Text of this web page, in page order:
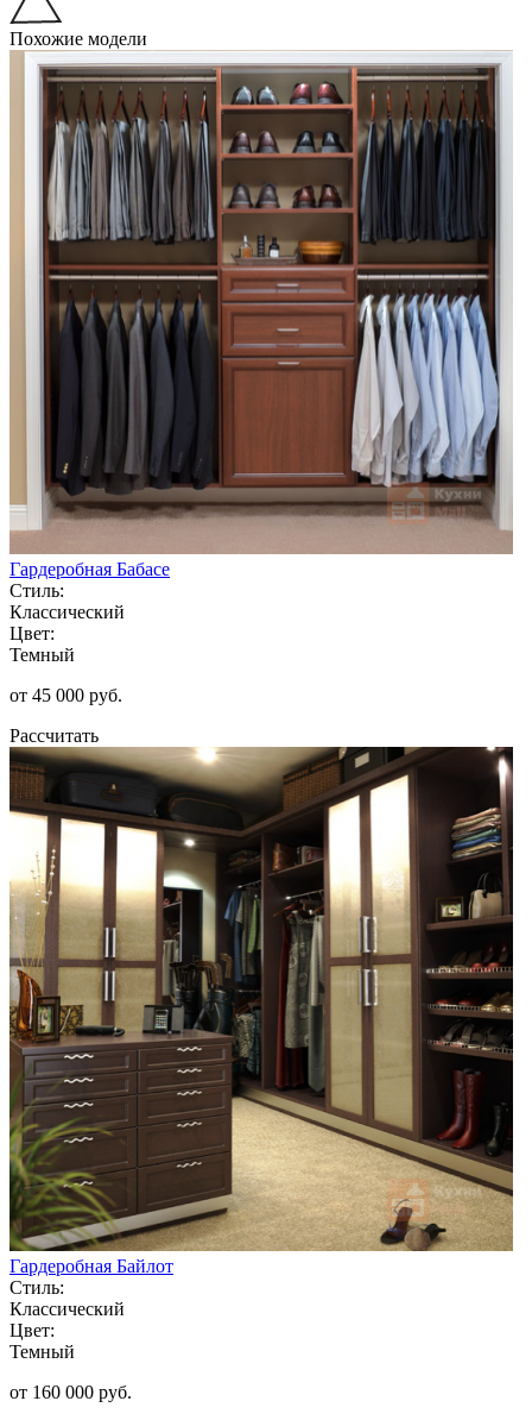
Похожие модели
Гардеробная Бабасе
Стиль:
Классический
Цвет:
Темный
от 45 000 руб.
Рассчитать
Гардеробная Байлот
Стиль:
Классический
Цвет:
Темный
от 160 000 руб.